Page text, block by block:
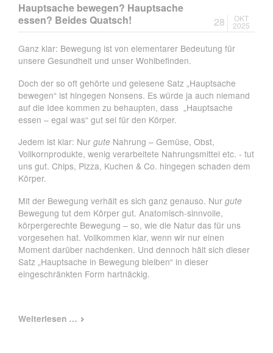
Hauptsache bewegen? Hauptsache
essen? Beides Quatsch!
28 OKT
2025
Ganz klar: Bewegung ist von elementarer Bedeutung für
unsere Gesundheit und unser Wohlbefinden.
Doch der so oft gehörte und gelesene Satz „Hauptsache
bewegen“ ist hingegen Nonsens. Es würde ja auch niemand
auf die Idee kommen zu behaupten, dass „Hauptsache
essen – egal was“ gut sei für den Körper.
Jedem ist klar: Nur guteNahrung – Gemüse, Obst,
Vollkornprodukte, wenig verarbeitete Nahrungsmittel etc. - tut
uns gut. Chips, Pizza, Kuchen & Co. hingegen schaden dem
Körper.
Mit der Bewegung verhält es sich ganz genauso. Nur gute
Bewegung tut dem Körper gut. Anatomisch-sinnvolle,
körpergerechte Bewegung – so, wie die Natur das für uns
vorgesehen hat. Vollkommen klar, wenn wir nur einen
Moment darüber nachdenken. Und dennoch hält sich dieser
Satz „Hauptsache in Bewegung bleiben“ in dieser
eingeschränkten Form hartnäckig.
Weiterlesen …Hauptsache